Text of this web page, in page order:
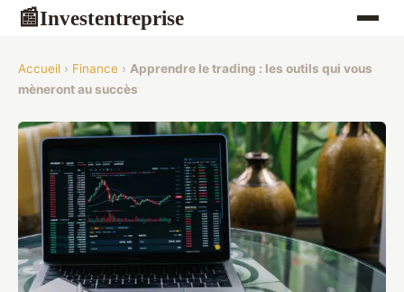
📰Investentreprise
Accueil › Finance › Apprendre le trading : les outils qui vous
mèneront au succès